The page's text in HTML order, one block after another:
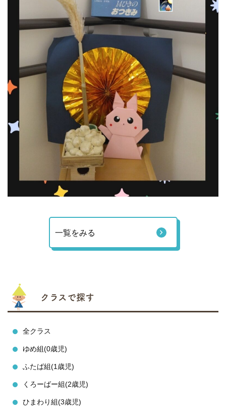
クラスで探す
全クラス
ゆめ組(0歳児)
ふたば組(1歳児)
くろーばー組(2歳児)
ひまわり組(3歳児)
一覧をみる